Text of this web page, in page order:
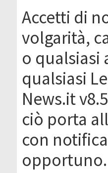
Accetti di
volgarità,
o qualsiasi
qualsiasi
News.it
ciò porta
con